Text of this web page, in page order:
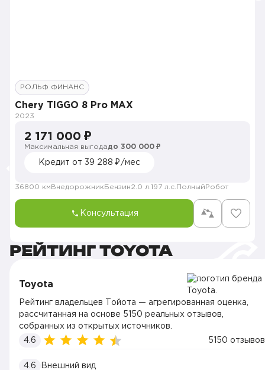
РОЛЬФ ФИНАНС
Chery TIGGO 8 Pro MAX
2023
2 171 000 ₽
Максимальная выгодадо 300 000 ₽
Кредит от 39 288 ₽/мес
36800 км Внедорожник Бензин2.0 л. 197 л.с. Полный Робот
Консультация
РЕЙТИНГ TOYOTA
Toyota
Рейтинг владельцев Тойота — агрегированная оценка,
рассчитанная на основе 5150 реальных отзывов,
собранных из открытых источников.
4.6
5150 отзывов
4.6
Внешний вид